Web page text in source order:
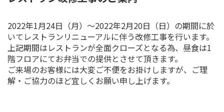
2022年1月24日（月）～2022年2月20日（日）の期間に於
いてレストランリニューアルに伴う改修工事を行います。
上記期間はレストランが全面クローズとなる為、昼食は1
階フロアにてお弁当での提供とさせて頂きます。
ご来場のお客様には大変ご不便をお掛けしますが、ご理
解・ご協力のほど宜しくお願い申し上げます。